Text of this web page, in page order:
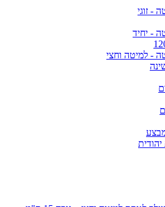
- זוגי
- יחיד
- למיטה וחצי